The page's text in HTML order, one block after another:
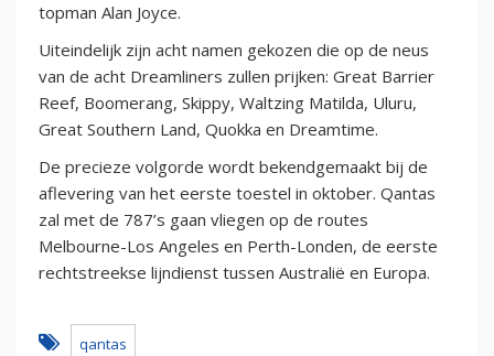
topman Alan Joyce.
Uiteindelijk zijn acht namen gekozen die op de neus
van de acht Dreamliners zullen prijken: Great Barrier
Reef, Boomerang, Skippy, Waltzing Matilda, Uluru,
Great Southern Land, Quokka en Dreamtime.
De precieze volgorde wordt bekendgemaakt bij de
aflevering van het eerste toestel in oktober. Qantas
zal met de 787’s gaan vliegen op de routes
Melbourne-Los Angeles en Perth-Londen, de eerste
rechtstreekse lijndienst tussen Australië en Europa.
qantas